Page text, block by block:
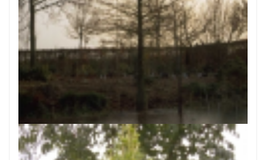
Taxodium distichum